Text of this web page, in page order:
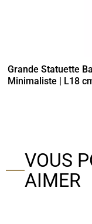
Grande Statuette
Minimaliste | L18
VOUS
AIMER